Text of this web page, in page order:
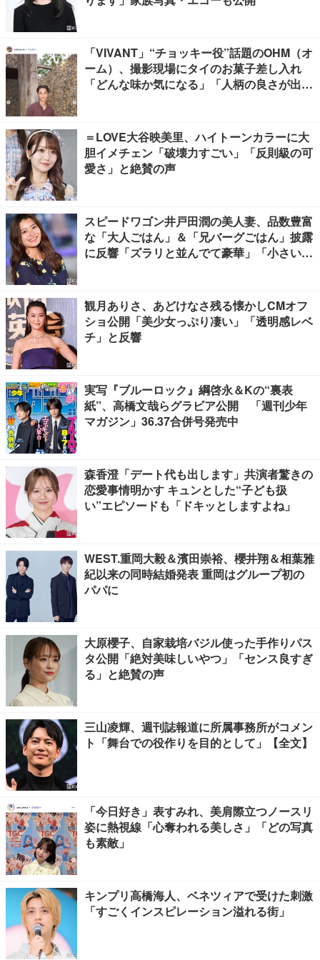
「VIVANT」“チョッキー役”話題のOHM（オ
ーム）、撮影現場にタイのお菓子差し入れ
「どんな味か気になる」「人柄の良さが出て
＝LOVE大谷映美里、ハイトーンカラーに大
胆イメチェン「破壊力すごい」「反則級の可
愛さ」と絶賛の声
スピードワゴン井戸田潤の美人妻、品数豊富
な「大人ごはん」＆「兄バーグごはん」披露
に反響「ズラリと並んでて豪華」「小さい海
観月ありさ、あどけなさ残る懐かしCMオフ
ショ公開「美少女っぷり凄い」「透明感レベ
チ」と反響
実写『ブルーロック』綱啓永＆Kの“裏表
紙”、高橋文哉らグラビア公開 「週刊少年
マガジン」36.37合併号発売中
森香澄「デート代も出します」共演者驚きの
恋愛事情明かす キュンとした“子ども扱
い”エピソードも「ドキッとしますよね」
WEST.重岡大毅＆濱田崇裕、櫻井翔＆相葉雅
紀以来の同時結婚発表 重岡はグループ初の
パパに
大原櫻子、自家栽培バジル使った手作りパス
タ公開「絶対美味しいやつ」「センス良すぎ
る」と絶賛の声
三山凌輝、週刊誌報道に所属事務所がコメン
ト「舞台での役作りを目的として」【全文】
「今日好き」表すみれ、美肩際立つノースリ
姿に熱視線「心奪われる美しさ」「どの写真
も素敵」
キンプリ高橋海人、ベネツィアで受けた刺激
「すごくインスピレーション溢れる街」